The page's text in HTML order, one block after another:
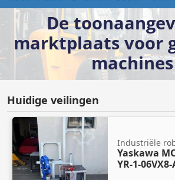
De
marktplaats voor
machines
Huidige veilingen
Industriële
Yaskawa
YR-1-